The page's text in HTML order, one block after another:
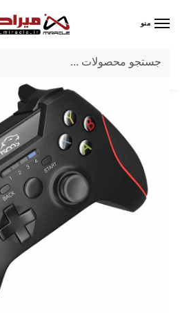
منو
میراکل/کامپیوتر/قطعات جانبی